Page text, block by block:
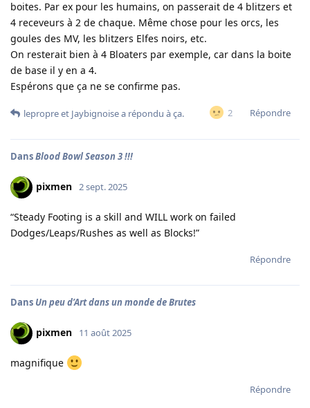
boites. Par ex pour les humains, on passerait de 4 blitzers et
4 receveurs à 2 de chaque. Même chose pour les orcs, les
goules des MV, les blitzers Elfes noirs, etc.
On resterait bien à 4 Bloaters par exemple, car dans la boite
de base il y en a 4.
Espérons que ça ne se confirme pas.
2 Répondre
lepropreet Jaybignoisea répondu à ça.
DansBlood Bowl Season 3 !!!
pixmen 2 sept. 2025
“Steady Footing is a skill and WILL work on failed
Dodges/Leaps/Rushes as well as Blocks!”
Répondre
Dans Un peu d’Art dans un monde de Brutes
pixmen 11 août 2025
magnifique
Répondre